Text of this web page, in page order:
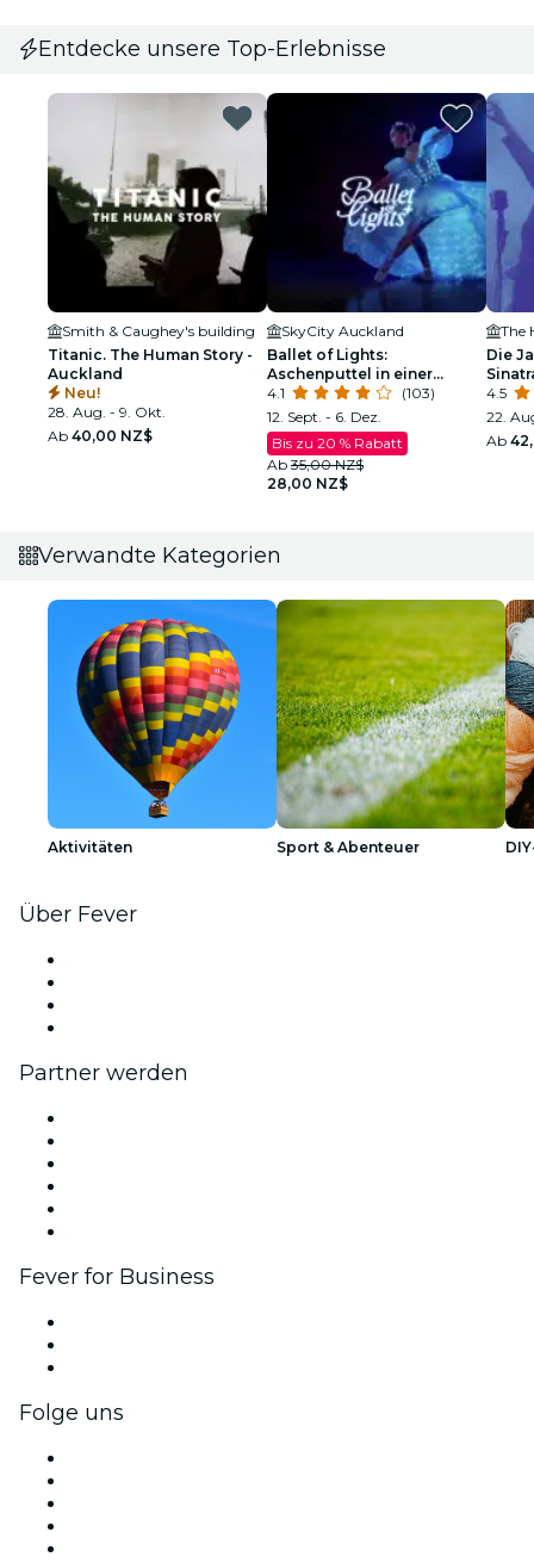
Entdecke unsere Top-Erlebnisse
Smith & Caughey's building
Titanic. The Human Story -
Auckland
Neu!
28. Aug. - 9. Okt.
Ab 40,00 NZ$
SkyCity Auckland
Ballet of Lights:
Aschenputtel in einer
funkelnden Show
4.1
(103)
12. Sept. - 6. Dez.
Bis zu 20 % Rabatt
Ab 35,00 NZ$
28,00 NZ$
The
Die
Tribut
4.5
22.
Ab
Verwandte Kategorien
Aktivitäten Sport & Abenteuer
Über Fever
Partner werden
Fever for Business
Folge uns